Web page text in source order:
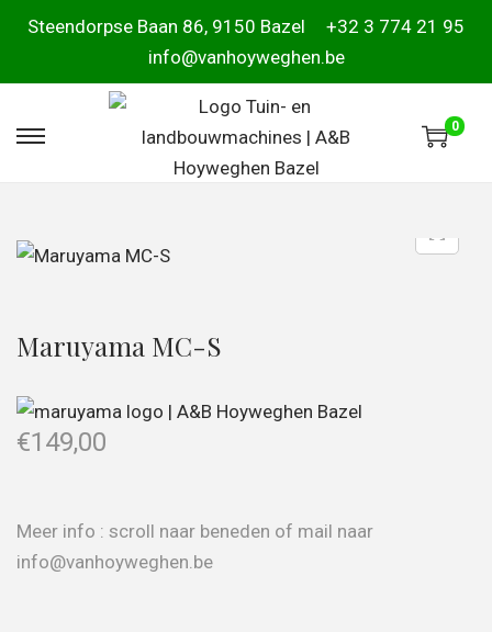
Steendorpse Baan 86, 9150 Bazel
+32 3 774 21 95
info@vanhoyweghen.be
0
Maruyama MC-S
€149,00
Meer info : scroll naar beneden of mail naar
info@vanhoyweghen.be